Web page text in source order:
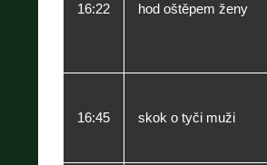
16:22 hod oštěpem ženy
16:45 skok o tyči muži